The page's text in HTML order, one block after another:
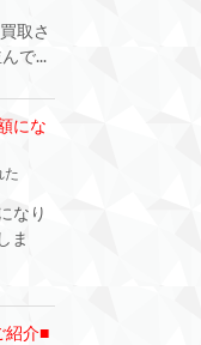
取さ
で...
にな
た
なり
ま
紹介■